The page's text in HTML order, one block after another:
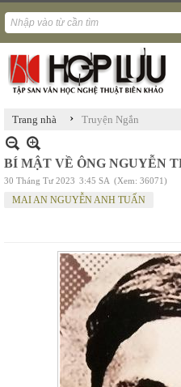
Trang nhà › Truyện Ngắn
BÍ MẬT VỀ ÔNG NGUYỄN
30 Tháng Tư 2023 3:45 SA (Xem: 36071)
MAI AN NGUYỄN ANH TUẤN